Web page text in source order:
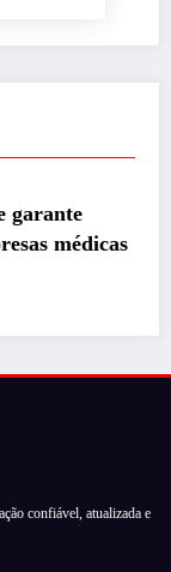
médicas
confiável, atualizada e